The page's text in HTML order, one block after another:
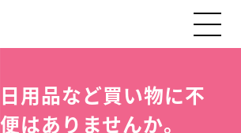
日用品など買い物に不
便はありませんか。